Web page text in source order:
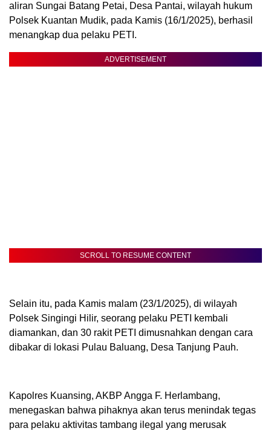
aliran Sungai Batang Petai, Desa Pantai, wilayah hukum
Polsek Kuantan Mudik, pada Kamis (16/1/2025), berhasil
menangkap dua pelaku PETI.
ADVERTISEMENT
SCROLL TO RESUME CONTENT
Selain itu, pada Kamis malam (23/1/2025), di wilayah
Polsek Singingi Hilir, seorang pelaku PETI kembali
diamankan, dan 30 rakit PETI dimusnahkan dengan cara
dibakar di lokasi Pulau Baluang, Desa Tanjung Pauh.
Kapolres Kuansing, AKBP Angga F. Herlambang,
menegaskan bahwa pihaknya akan terus menindak tegas
para pelaku aktivitas tambang ilegal yang merusak